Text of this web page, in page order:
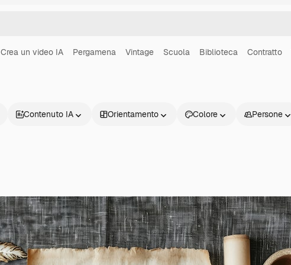
Crea un video IA Pergamena Vintage Scuola Biblioteca Contratto
Contenuto IA Orientamento Colore Persone
Prodotti Inizia